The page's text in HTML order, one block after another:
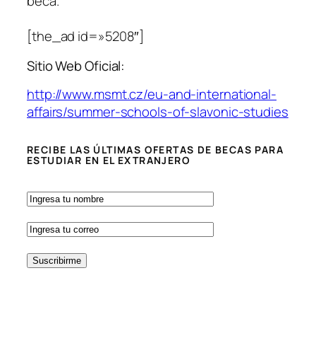
[the_ad id=»5208″]
Sitio Web Oficial:
http://www.msmt.cz/eu-and-international-
affairs/summer-schools-of-slavonic-studies
RECIBE LAS ÚLTIMAS OFERTAS DE BECAS PARA
ESTUDIAR EN EL EXTRANJERO